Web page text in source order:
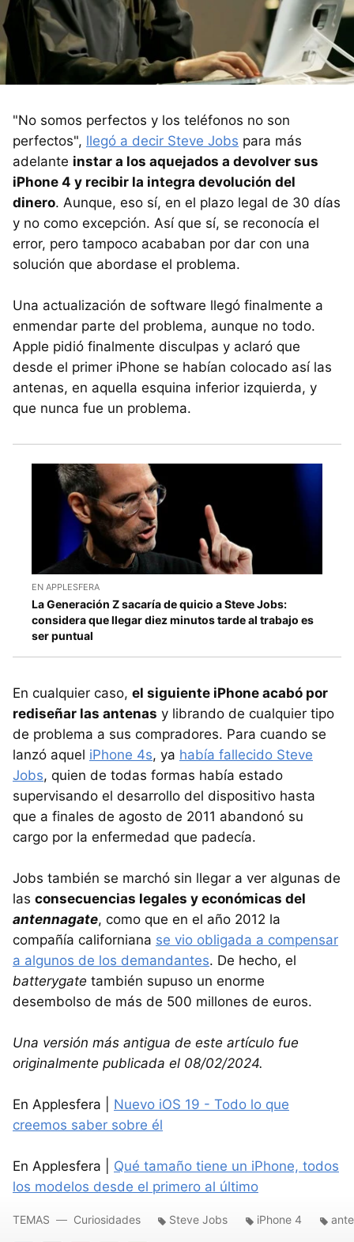
"No somos perfectos y los teléfonos no son
perfectos", llegó a decir Steve Jobs para más
adelante instar a los aquejados a devolver sus
iPhone 4 y recibir la integra devolución del
dinero. Aunque, eso sí, en el plazo legal de 30 días
y no como excepción. Así que sí, se reconocía el
error, pero tampoco acababan por dar con una
solución que abordase el problema.
Una actualización de software llegó finalmente a
enmendar parte del problema, aunque no todo.
Apple pidió finalmente disculpas y aclaró que
desde el primer iPhone se habían colocado así las
antenas, en aquella esquina inferior izquierda, y
que nunca fue un problema.
EN APPLESFERA
La Generación Z sacaría de quicio a Steve Jobs:
considera que llegar diez minutos tarde al trabajo es
ser puntual
En cualquier caso, el siguiente iPhone acabó por
rediseñar las antenas y librando de cualquier tipo
de problema a sus compradores. Para cuando se
lanzó aquel iPhone 4s, ya había fallecido Steve
Jobs, quien de todas formas había estado
supervisando el desarrollo del dispositivo hasta
que a finales de agosto de 2011 abandonó su
cargo por la enfermedad que padecía.
Jobs también se marchó sin llegar a ver algunas de
las consecuencias legales y económicas del
antennagate, como que en el año 2012 la
compañía californiana se vio obligada a compensar
a algunos de los demandantes. De hecho, el
batterygate también supuso un enorme
desembolso de más de 500 millones de euros.
Una versión más antigua de este artículo fue
originalmente publicada el 08/02/2024.
En Applesfera | Nuevo iOS 19 - Todo lo que
creemos saber sobre él
En Applesfera | Qué tamaño tiene un iPhone, todos
los modelos desde el primero al último
TEMAS Curiosidades Steve Jobs iPhone 4